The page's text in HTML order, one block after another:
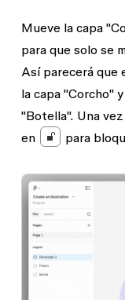
Mueve la capa
para que solo se
Así parecerá que
la capa "Corcho"
"Botella". Una
en
para